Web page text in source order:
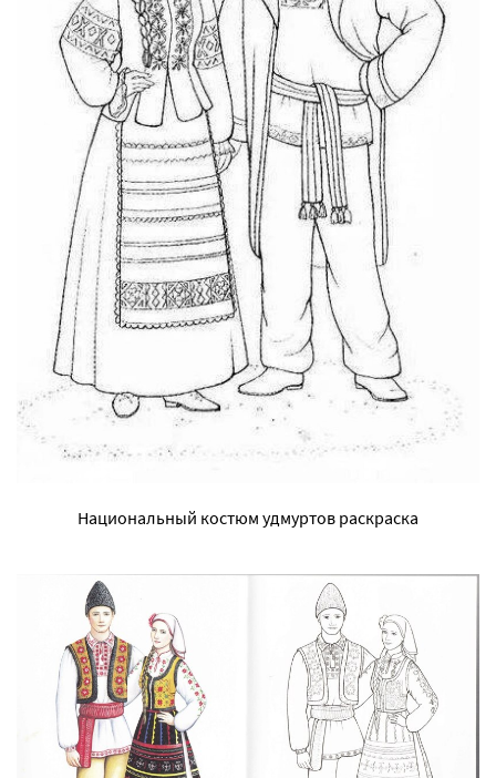
Национальный костюм удмуртов раскраска